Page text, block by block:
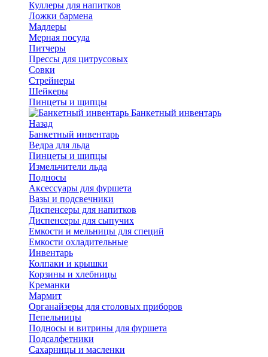
Куллеры для напитков
Ложки бармена
Мадлеры
Мерная посуда
Питчеры
Прессы для цитрусовых
Совки
Стрейнеры
Шейкеры
Пинцеты и щипцы
Банкетный инвентарь
Назад
Банкетный инвентарь
Ведра для льда
Пинцеты и щипцы
Измельчители льда
Подносы
Аксессуары для фуршета
Вазы и подсвечники
Диспенсеры для напитков
Диспенсеры для сыпучих
Емкости и мельницы для специй
Емкости охладительные
Инвентарь
Колпаки и крышки
Корзины и хлебницы
Креманки
Мармит
Органайзеры для столовых приборов
Пепельницы
Подносы и витрины для фуршета
Подсалфетники
Сахарницы и масленки